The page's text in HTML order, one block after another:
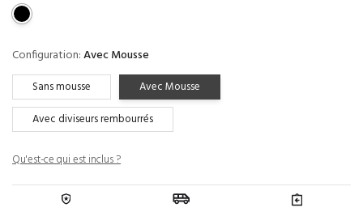
Configuration:Avec Mousse
Sans mousse
Avec Mousse
Avec diviseurs rembourrés
Qu'est-ce qui est inclus ?